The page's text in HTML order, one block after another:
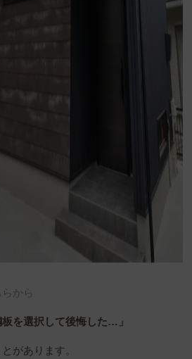
から
板を選択して後悔した…」
があります。